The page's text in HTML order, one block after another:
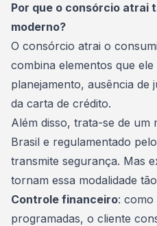
Por que o consórcio atrai
moderno?
O consórcio atrai o
combina elementos que ele
planejamento, ausência de
da carta de crédito.
Além disso, trata-se de um
Brasil e regulamentado
transmite segurança. Mas
tornam essa modalidade
Controle financeiro: como
programadas, o cliente